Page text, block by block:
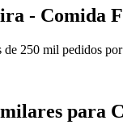
- Comida
250 mil pedidos
para